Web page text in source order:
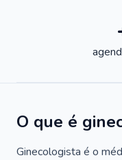
O que é
Ginecologista é o